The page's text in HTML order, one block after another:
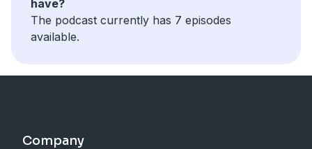
have?
The podcast currently has 7 episodes
available.
Company